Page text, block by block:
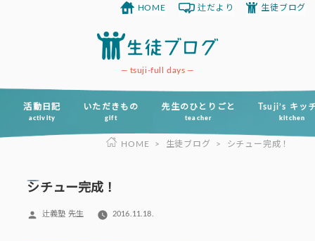
ツ
tsuji-full days
活動日記
activity
いただきもの
gift
先生のひとりごと
teacher
Tsuji’s キッ
kitchen
HOME 辻だより 生徒ブログ
HOME > 生徒ブログ > シチュー完成！
シチュー完成！
投
辻義塾 先生 2016.11.18.